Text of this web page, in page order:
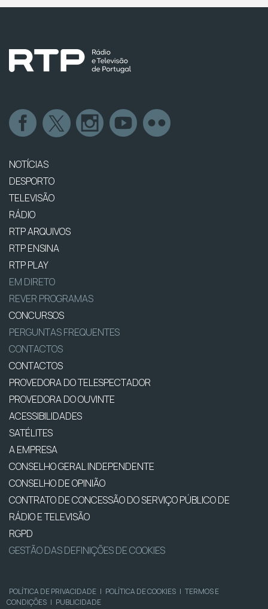
NOTÍCIAS
DESPORTO
TELEVISÃO
RÁDIO
RTP ARQUIVOS
RTP ENSINA
RTP PLAY
EM DIRETO
REVER PROGRAMAS
CONCURSOS
PERGUNTAS FREQUENTES
CONTACTOS
CONTACTOS
PROVEDORA DO TELESPECTADOR
PROVEDORA DO OUVINTE
ACESSIBILIDADES
SATÉLITES
A EMPRESA
CONSELHO GERAL INDEPENDENTE
CONSELHO DE OPINIÃO
CONTRATO DE CONCESSÃO DO SERVIÇO PÚBLICO DE
RÁDIO E TELEVISÃO
RGPD
GESTÃO DAS DEFINIÇÕES DE COOKIES
POLÍTICA DE PRIVACIDADE | POLÍTICA DE COOKIES | TERMOS E
CONDIÇÕES | PUBLICIDADE